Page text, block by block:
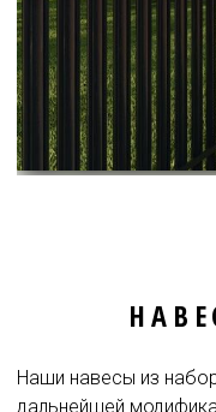
Наши навесы из
дальнейшей